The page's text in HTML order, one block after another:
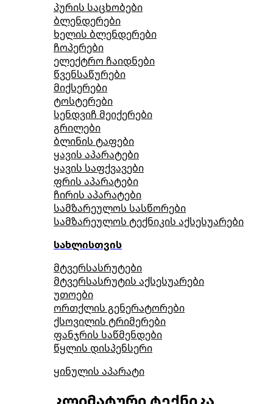
პურის საცხობები
ბლენდერები
ხელის ბლენდერები
ჩოპერები
ელექტრო ჩაიდნები
წვენსაწურები
მიქსერები
ტოსტერები
სენდვიჩ მეიქერები
გრილები
ბლინის ტაფები
ყავის აპარატები
ყავის საფქვავები
ფრის აპარატები
ჩირის აპარატები
სამზარეულოს სასწორები
სამზარეულოს ტექნიკის აქსესუარები
სახლისთვის
მტვერსასრუტები
მტვერსასრუტის აქსესუარები
უთოები
ორთქლის გენერატორები
ქსოვილის ტრიმერები
ფანჯრის საწმენდები
წყლის დისპენსერი
ყინულის აპარატი